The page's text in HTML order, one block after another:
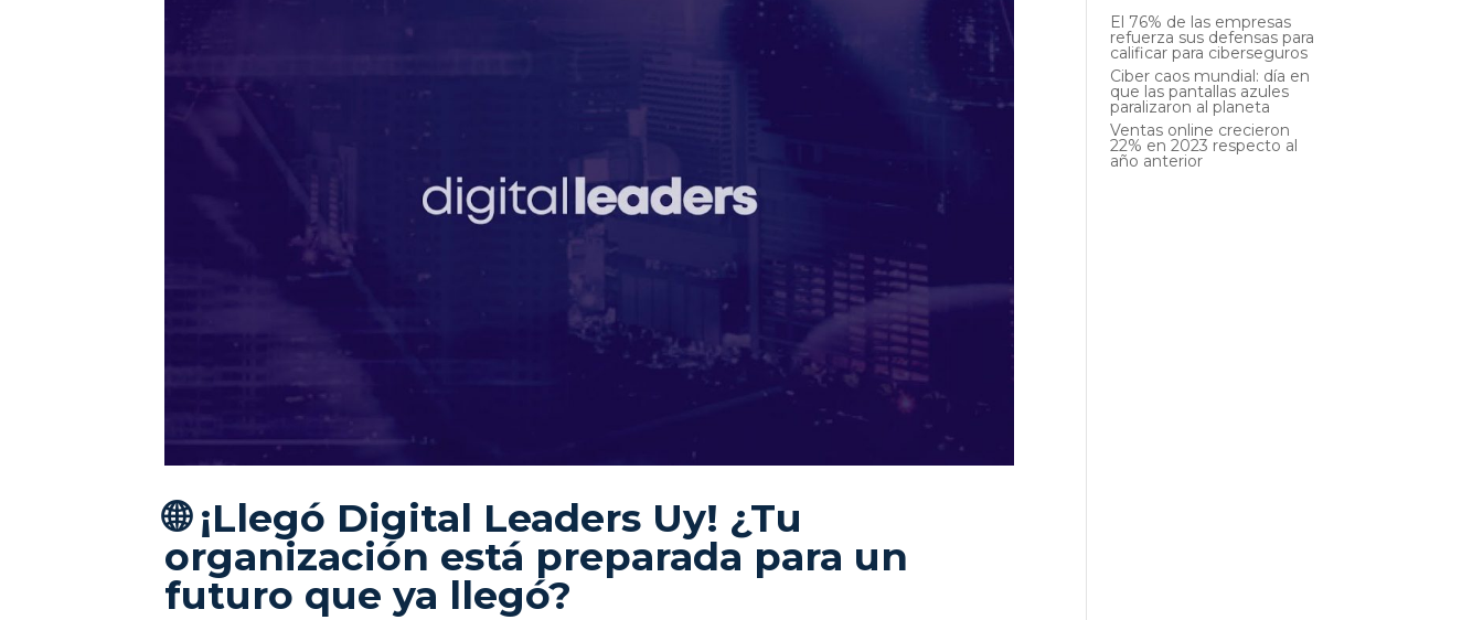
🌐 ¡Llegó Digital Leaders Uy! ¿Tu
organización está preparada para un
futuro que ya llegó?
El 76% de las empresas
refuerza sus defensas para
calificar para ciberseguros
Ciber caos mundial: día en
que las pantallas azules
paralizaron al planeta
Ventas online crecieron
22% en 2023 respecto al
año anterior